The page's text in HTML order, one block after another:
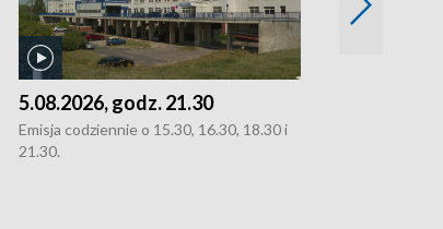
5.08.2026, godz. 21.30
Emisja codziennie o 15.30, 16.30, 18.30 i
21.30.